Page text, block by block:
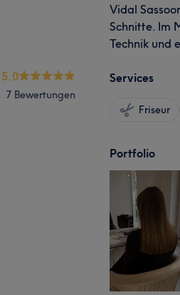
5.0
7 Bewertungen
Vidal
Schnitte. Im
Technik und
Services
Friseur
Portfolio